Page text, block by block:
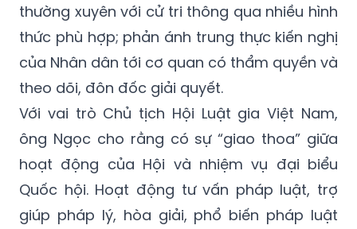
thường xuyên với cử tri thông qua nhiều hình
thức phù hợp; phản ánh trung thực kiến nghị
của Nhân dân tới cơ quan có thẩm quyền và
theo dõi, đôn đốc giải quyết.
Với vai trò Chủ tịch Hội Luật gia Việt Nam,
ông Ngọc cho rằng có sự “giao thoa” giữa
hoạt động của Hội và nhiệm vụ đại biểu
Quốc hội. Hoạt động tư vấn pháp luật, trợ
giúp pháp lý, hòa giải, phổ biến pháp luật